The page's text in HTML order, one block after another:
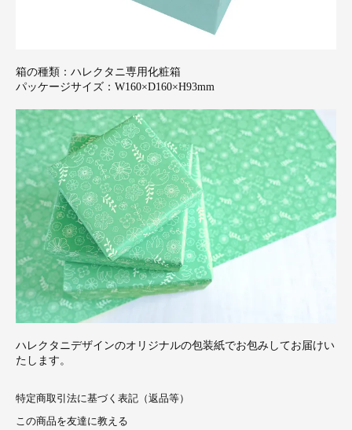
箱の種類：ハレクタニ専用化粧箱
パッケージサイズ：W160×D160×H93mm
ハレクタニデザインのオリジナルの包装紙でお包みしてお届けい
たします。
特定商取引法に基づく表記（返品等）
この商品を友達に教える